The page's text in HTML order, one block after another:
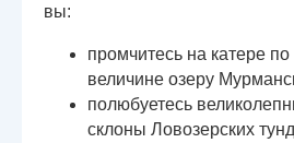
вы:
промчитесь на катере
величине озеру
полюбуетесь
склоны Ловозерских